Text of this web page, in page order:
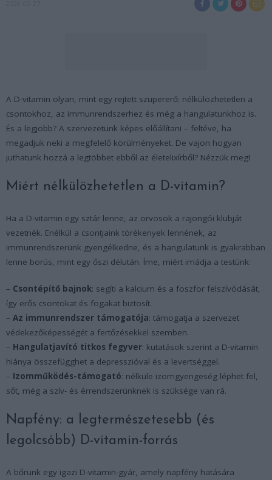
A D-vitamin olyan, mint egy rejtett szupererő: nélkülözhetetlen a
csontokhoz, az immunrendszerhez és még a hangulatunkhoz is.
És a legjobb? A szervezetünk képes előállítani – feltéve, ha
megadjuk neki a megfelelő körülményeket. De vajon hogyan
juthatunk hozzá a legtöbbet ebből az életelixírből? Nézzük meg!
Miért nélkülözhetetlen a D-vitamin?
Ha a D-vitamin egy sztár lenne, az orvosok a rajongói klubját
vezetnék. Enélkül a csontjaink törékenyek lennének, az
immunrendszerünk gyengélkedne, és a hangulatunk is gyakrabban
lenne borús, mint egy őszi délután. Íme, miért imádja a testünk:
– Csontépítő bajnok: segíti a kalcium és a foszfor felszívódását,
így erős csontokat és fogakat biztosít.
– Az immunrendszer támogatója: támogatja a szervezet
védekezőképességét a fertőzésekkel szemben.
– Hangulatjavító titkos fegyver: kutatások szerint a D-vitamin
hiánya összefügghet a depresszióval és a levertséggel.
– Izomműködés-támogató: nélküle izomgyengeség léphet fel,
sőt, még a szív- és érrendszerünknek is szüksége van rá.
Napfény: a legtermészetesebb (és
legolcsóbb) D-vitamin-forrás
A bőrünk egy igazi D-vitamin-gyár, amely napfény hatására